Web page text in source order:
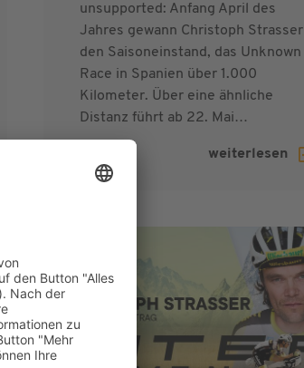
unsupported: Anfang April des
Jahres gewann Christoph Strasser
den Saisoneinstand, das Unknown
Race in Spanien über 1.000
Kilometer. Über eine ähnliche
Distanz führt ab 22. Mai…
weiterlesen